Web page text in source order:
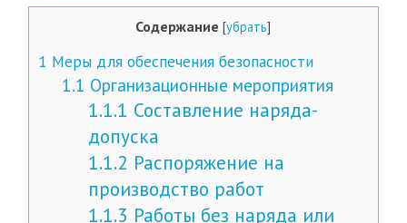
Содержание [убрать]
1 Меры для обеспечения безопасности
1.1 Организационные мероприятия
1.1.1 Составление наряда-
допуска
1.1.2 Распоряжение на
производство работ
1.1.3 Работы без наряда или